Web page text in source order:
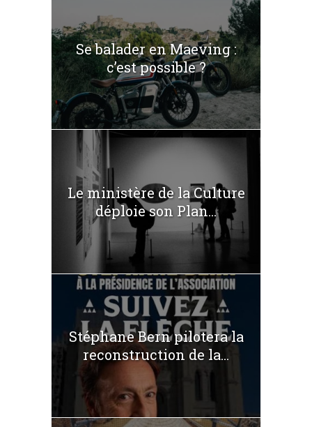
Se balader en Maeving :
c’est possible ?
Le ministère de la Culture
déploie son Plan...
Stéphane Bern pilotera la
reconstruction de la...